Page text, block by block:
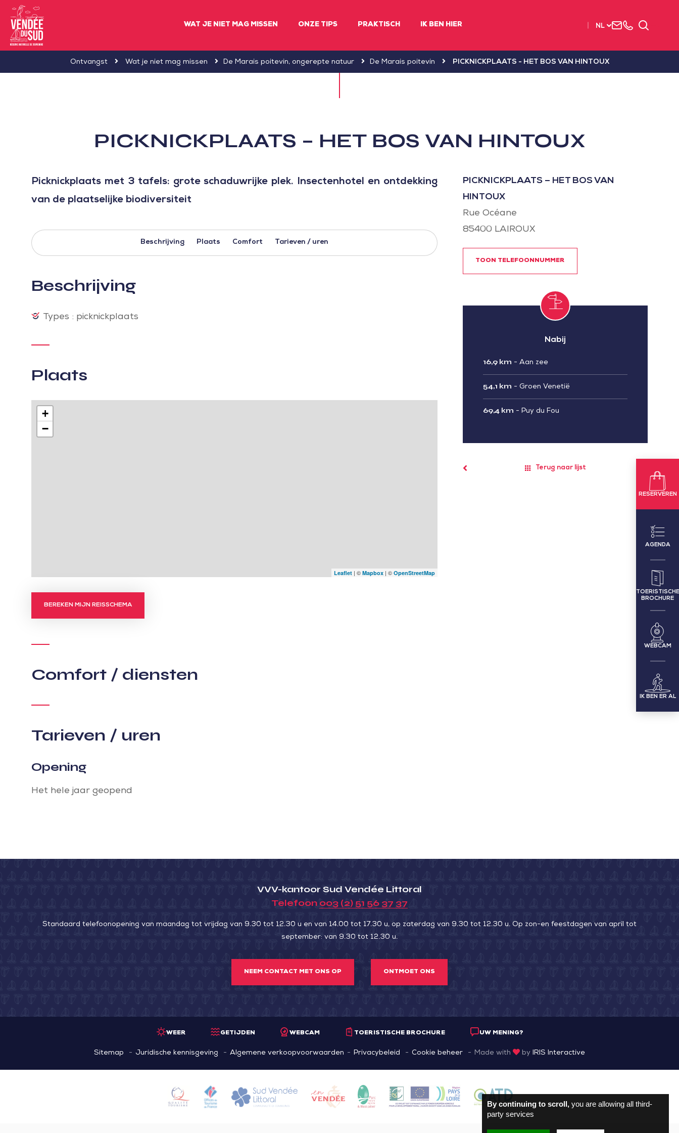
Sud
WAT JE NIET MAG MISSEN ONZE TIPS PRAKTISCH IK BEN HIER NL
Neem
003Zoeken
RESERVEREN
AGENDA
TOERISTISCHE
BROCHURE
WEBCAM
IK BEN ER AL
Ontvangst Wat je niet mag missen De Marais poitevin, ongerepte natuur De Marais poitevin PICKNICKPLAATS - HET BOS VAN HINTOUX
PICKNICKPLAATS – HET BOS VAN HINTOUX
Picknickplaats met 3 tafels: grote schaduwrijke plek. Insectenhotel en ontdekking
van de plaatselijke biodiversiteit
Beschrijving Plaats Comfort Tarieven / uren
Beschrijving
Types : picknickplaats
Plaats
+
−
Leaflet | © Mapbox | © OpenStreetMap
BEREKEN MIJN REISSCHEMA
Comfort / diensten
Tarieven / uren
Opening
Het hele jaar geopend
PICKNICKPLAATS – HET BOS VAN
HINTOUX
Rue Océane
85400 LAIROUX
TOON TELEFOONNUMMER
Nabij
16,9 km - Aan zee
54,1 km - Groen Venetië
69,4 km - Puy du Fou
Terug naar lijst
VVV-kantoor Sud Vendée Littoral
Telefoon 003 (2) 51 56 37 37
Standaard telefoonopening van maandag tot vrijdag van 9.30 tot 12.30 u en van 14.00 tot 17.30 u, op zaterdag van 9.30 tot 12.30 u. Op zon-en feestdagen van april tot
september: van 9.30 tot 12.30 u.
NEEM CONTACT MET ONS OP ONTMOET ONS
WEER GETIJDEN WEBCAM TOERISTISCHE BROCHURE UW MENING?
Sitemap Juridische kennisgeving Algemene verkoopvoorwaarden Privacybeleid Cookie beheer Made with by IRIS Interactive
By continuing to scroll, you are allowing all third-
party services